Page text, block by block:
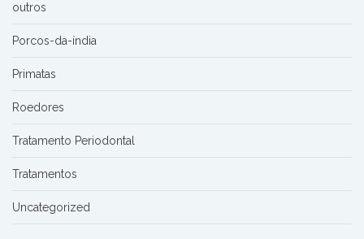
outros
Porcos-da-índia
Primatas
Roedores
Tratamento Periodontal
Tratamentos
Uncategorized